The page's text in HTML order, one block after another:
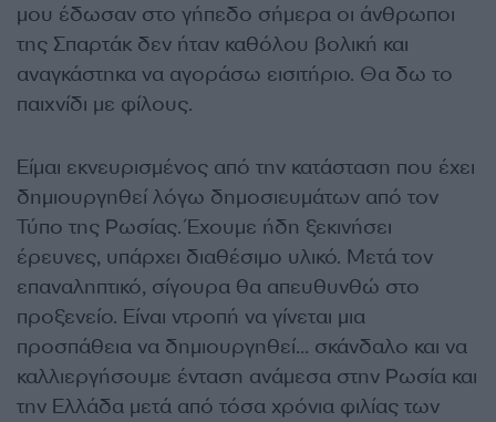
μου έδωσαν στο γήπεδο σήμερα οι άνθρωποι
της Σπαρτάκ δεν ήταν καθόλου βολική και
αναγκάστηκα να αγοράσω εισιτήριο. Θα δω το
παιχνίδι με φίλους.
Είμαι εκνευρισμένος από την κατάσταση που έχει
δημιουργηθεί λόγω δημοσιευμάτων από τον
Τύπο της Ρωσίας. Έχουμε ήδη ξεκινήσει
έρευνες, υπάρχει διαθέσιμο υλικό. Μετά τον
επαναληπτικό, σίγουρα θα απευθυνθώ στο
προξενείο. Είναι ντροπή να γίνεται μια
προσπάθεια να δημιουργηθεί… σκάνδαλο και να
καλλιεργήσουμε ένταση ανάμεσα στην Ρωσία και
την Ελλάδα μετά από τόσα χρόνια φιλίας των